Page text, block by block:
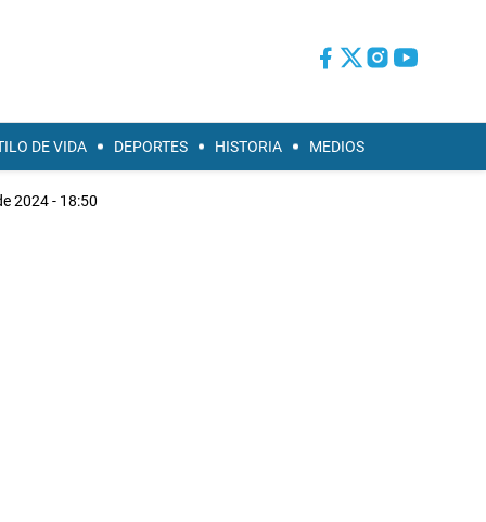
DE VIDA DEPORTES HISTORIA MEDIOS
2024 - 18:50